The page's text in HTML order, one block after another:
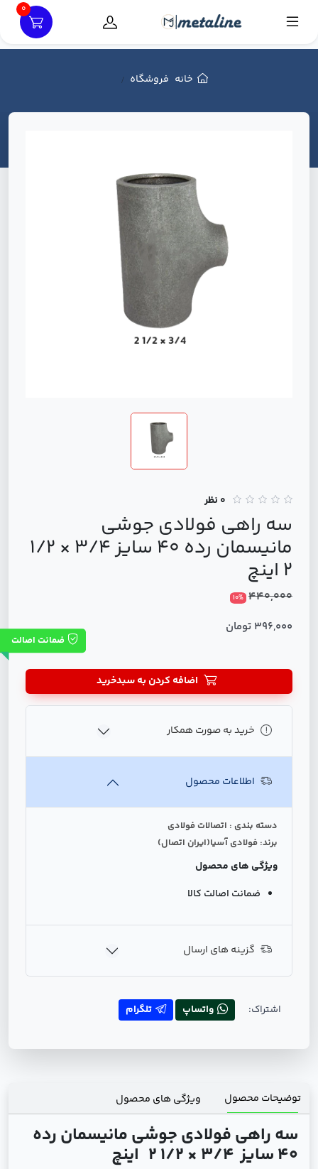
0
خانه فروشگاه
0 نظر
سه راهی فولادی جوشی
مانیسمان رده 40 سایز 3/4 × 1/2
2 اینچ
440,000
10%
396,000 تومان
ضمانت اصالت
اضافه کردن به سبدخرید
خرید به صورت همکار
اطلاعات محصول
دسته بندی : اتصالات فولادی
برند: فولادی آسیا(ایران اتصال)
ویژگی های محصول
ضمانت اصالت کالا
گزینه های ارسال
اشتراک: واتساپ تلگرام
توضیحات محصول ویژگی های محصول
سه راهی فولادی جوشی مانیسمان رده
40 سایز 3/4 × 1/2 2 اینچ